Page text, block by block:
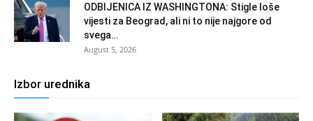
ODBIJENICA IZ WASHINGTONA: Stigle loše
vijesti za Beograd, ali ni to nije najgore od
svega…
August 5, 2026
Izbor urednika